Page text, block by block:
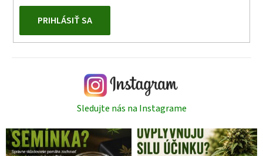
PRIHLÁSIŤ SA
Sledujte nás na Instagrame